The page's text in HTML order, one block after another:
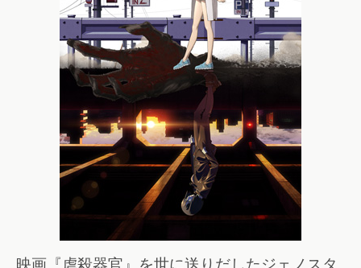
映画『虐殺器官』を世に送りだしたジェノスタ